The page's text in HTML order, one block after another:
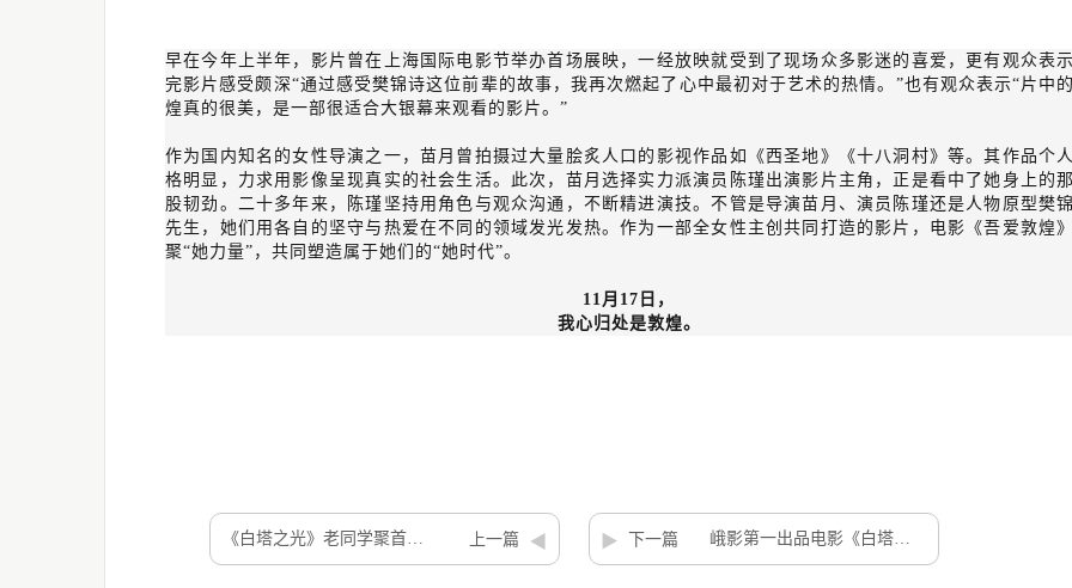
早在今年上半年，影片曾在上海国际电影节举办首场展映，一经放映就受到了现场众多影迷的喜爱，更有观众表
完影片感受颇深“通过感受樊锦诗这位前辈的故事，我再次燃起了心中最初对于艺术的热情。”也有观众表示“片中
煌真的很美，是一部很适合大银幕来观看的影片。”
作为国内知名的女性导演之一，苗月曾拍摄过大量脍炙人口的影视作品如《西圣地》《十八洞村》等。其作品个
格明显，力求用影像呈现真实的社会生活。此次，苗月选择实力派演员陈瑾出演影片主角，正是看中了她身上的
股韧劲。二十多年来，陈瑾坚持用角色与观众沟通，不断精进演技。不管是导演苗月、演员陈瑾还是人物原型樊
先生，她们用各自的坚守与热爱在不同的领域发光发热。作为一部全女性主创共同打造的影片，电影《吾爱敦煌
聚“她力量”，共同塑造属于她们的“她时代”。
11月17日，
我心归处是敦煌。
《白塔之光》老同学聚首片段曝光 《北京欢迎你》唱尽沧海桑田 上一篇 下一篇 峨影第一出品电影《白塔之光》亮相金鸡影展 黄尧：拍戏的感觉是灵动的